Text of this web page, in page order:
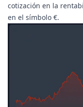
cotización en la
en el símbolo €.